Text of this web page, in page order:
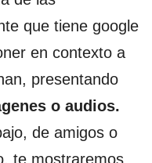
que tiene google
en contexto a
presentando
o audios.
de amigos o
te mostraremos